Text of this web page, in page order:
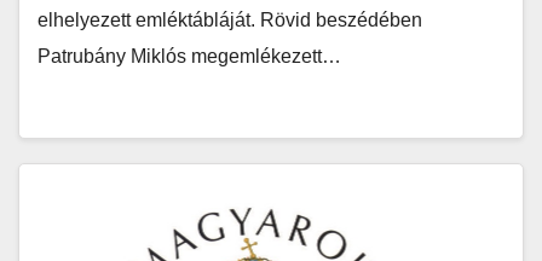
elhelyezett emléktábláját. Rövid beszédében
Patrubány Miklós megemlékezett…